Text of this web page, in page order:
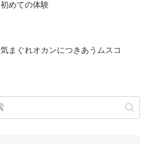
初めての体験
気まぐれオカンにつきあうムスコ